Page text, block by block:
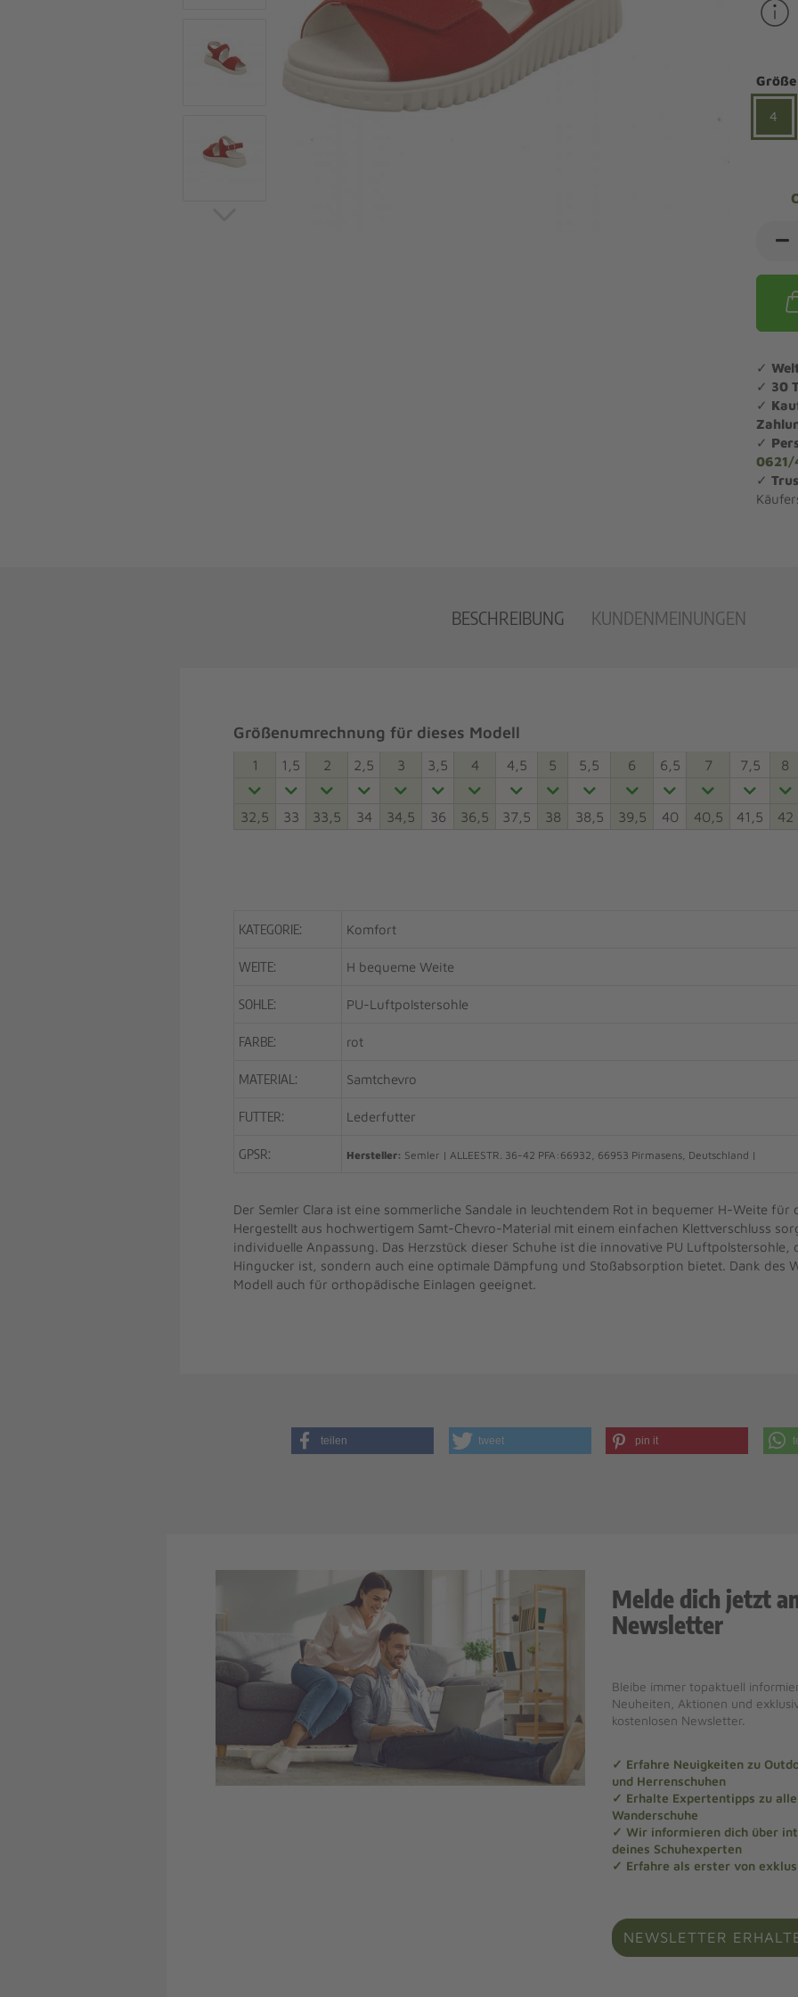
Jagdschuhe
Jagdschuhe für Damen
Gummistiefel
Zwiegenähte Jagdschuhe
Pflege und Leisten -
Socken und Strümpfe -
Sandalen Komfort
Sneaker Komfort
Stiefel Komfort
Stiefeletten Komfort
4
✓
✓ 30
✓
✓
0621/
✓
BESCHREIBUNG KUNDENMEINUNGEN
Größenumrechnung für dieses Modell
1 1,5 2 2,5 3 3,5 4 4,5 5 5,5 6 6,5 7 7,5 8
32,5 33 33,5 34 34,5 36 36,5 37,5 38 38,5 39,5 40 40,5 41,5 42
KATEGORIE: Komfort
WEITE: H bequeme Weite
SOHLE: PU-Luftpolstersohle
FARBE: rot
MATERIAL: Samtchevro
FUTTER: Lederfutter
GPSR: Hersteller: Semler | ALLEESTR. 36-42 PFA:66932, 66953 Pirmasens, Deutschland |
Der Semler Clara ist eine sommerliche Sandale in leuchtendem Rot in bequemer H-Weite für
Hergestellt aus hochwertigem Samt-Chevro-Material mit einem einfachen Klettverschluss
individuelle Anpassung. Das Herzstück dieser Schuhe ist die innovative PU
Hingucker ist, sondern auch eine optimale Dämpfung und Stoßabsorption bietet. Dank des
Modell auch für orthopädische Einlagen geeignet.
teilen tweet pin it
Melde dich jetzt
Newsletter
Bleibe immer topaktuell
Neuheiten, Aktionen und
kostenlosen Newsletter.
✓ Erfahre Neuigkeiten zu
und Herrenschuhen
✓ Erhalte Expertentipps zu
Wanderschuhe
✓ Wir informieren dich über
deines Schuhexperten
✓ Erfahre als erster von
NEWSLETTER